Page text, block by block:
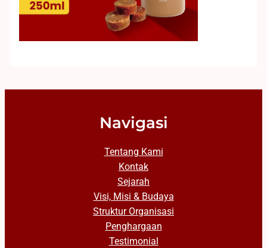
Navigasi
Tentang Kami
Kontak
Sejarah
Visi, Misi & Budaya
Struktur Organisasi
Penghargaan
Testimonial